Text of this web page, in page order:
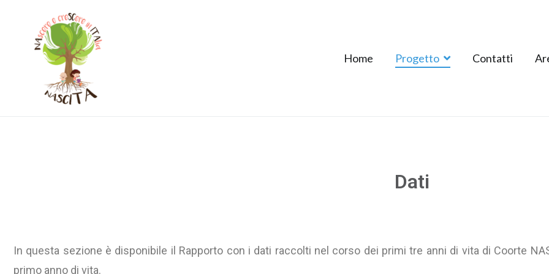
Home Progetto Contatti
Dati
In questa sezione è disponibile il Rapporto con i dati raccolti nel corso dei primi tre anni di vita di Coorte
primo anno di vita.